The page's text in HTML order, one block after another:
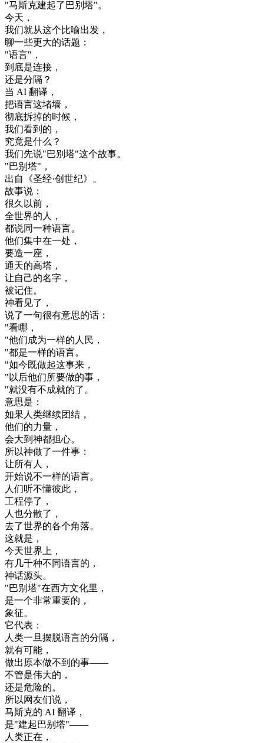
"马斯克建起了 巴别 塔"。
今天 ，
我们就从这个比喻出发 ，
聊一些更大的话题 ：
"语言" ，
到底是连接 ，
还是分隔 ？
当 AI 翻译 ，
把语言这堵墙 ，
彻底拆掉的时候 ，
我们看到 的 ，
究竟是什么 ？
我们先说"巴别 塔"这个故事。
"巴别 塔" ，
出自
《圣经·创 世纪》 。
故事说 ：
很久以前 ，
全世界的人 ，
都说同一种语言。
他们集中在一处 ，
要造一座 ，
通天的高塔 ，
让自己的名字 ，
被记住。
神看见了 ，
说了一句很有意思的话 ：
"看哪 ，
"他们成为一样的人民 ，
"都是一样的语言。
"如今既做起这事来 ，
"以后他们所要做的事 ，
"就没有不成就的了。
意思是 ：
如果人类继续团结 ，
他们的力量 ，
会大到 神都担心。
所以神做了一件事 ：
让所有人 ，
开始说不一样的语言。
人们听不懂彼此 ，
工程停了 ，
人也分散了 ，
去了世界的各个角落。
这就是 ，
今天世界上 ，
有几千种不同语言的 ，
神话源头。
"巴别 塔"在西方文化里 ，
是一个非常重要的 ，
象征。
它代表 ：
人类一旦摆脱语言的分隔 ，
就有可能 ，
做出原本做不到 的事——
不管是伟大的 ，
还是危险的。
所以网友们说 ，
马斯克的 AI 翻译 ，
是"建起巴别 塔"——
人类正在 ，